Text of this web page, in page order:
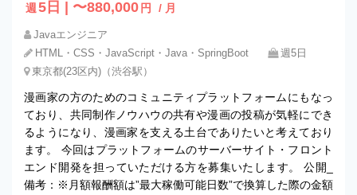
週 5日 | 〜880,000 円 / 月
Javaエンジニア
HTML・CSS・JavaScript・Java・SpringBoot
週5日
東京都(23区内)（渋谷駅）
漫画家の方のためのコミュニティプラットフォームにもなっ
ており、共同制作ノウハウの共有や漫画の投稿が気軽にでき
るようになり、漫画家を支える土台でありたいと考えており
ます。 今回はプラットフォームのサーバーサイト・フロント
エンド開発を担っていただける方を募集いたします。 公開_
備考：※月額報酬額は”最大稼働可能日数”で換算した際の金額